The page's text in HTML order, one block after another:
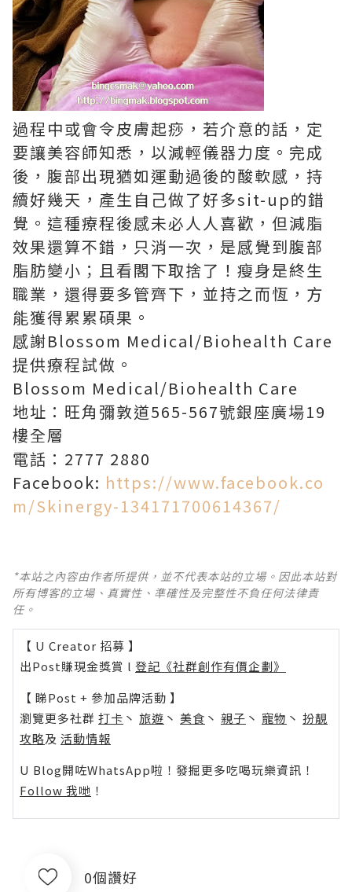
過程中或會令皮膚起痧，若介意的話，定
要讓美容師知悉，以減輕儀器力度。完成
後，腹部出現猶如運動過後的酸軟感，持
續好幾天，產生自己做了好多sit-up的錯
覺。這種療程後感未必人人喜歡，但減脂
效果還算不錯，只消一次，是感覺到腹部
脂肪變小；且看閣下取捨了！瘦身是終生
職業，還得要多管齊下，並持之而恆，方
能獲得累累碩果。
感謝Blossom Medical/Biohealth Care
提供療程試做。
Blossom Medical/Biohealth Care
地址：旺角彌敦道565-567號銀座廣場19
樓全層
電話：2777 2880
Facebook: https://www.facebook.co
m/Skinergy-134171700614367/
*本站之內容由作者所提供，並不代表本站的立場。因此本站對
所有博客的立場、真實性、準確性及完整性不負任何法律責
任。
【 U Creator 招募 】
出Post賺現金獎賞 l 登記《社群創作有價企劃》
【 睇Post + 參加品牌活動 】
瀏覽更多社群 打卡 丶 旅遊 丶 美食 丶 親子 丶 寵物 丶 扮靚
攻略及 活動情報
U Blog開咗WhatsApp啦！發掘更多吃喝玩樂資訊！
Follow 我哋 ！
0個讚好